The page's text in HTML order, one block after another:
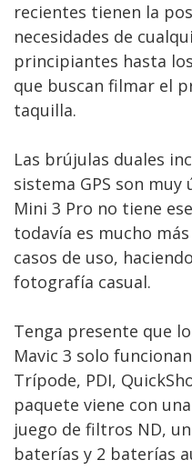
recientes tienen la
necesidades de
principiantes hasta
que buscan filmar el
taquilla.
Las brújulas duales
sistema GPS son
Mini 3 Pro no tiene
todavía es mucho
casos de uso,
fotografía casual.
Tenga presente que
Mavic 3 solo
Trípode, PDI,
paquete viene con
juego de filtros ND,
baterías y 2 baterías